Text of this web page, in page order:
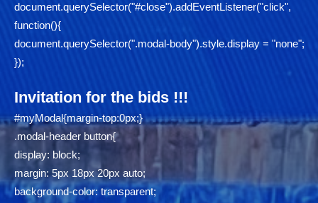
document.querySelector("#close").addEventListener("click",
function(){
document.querySelector(".modal-body").style.display = "none";
});
Invitation for the bids !!!
#myModal{margin-top:0px;}
.modal-header button{
display: block;
margin: 5px 18px 20px auto;
background-color: transparent;